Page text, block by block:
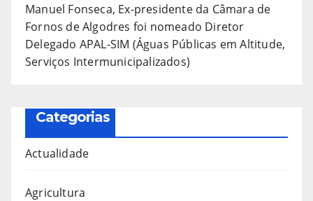
Manuel Fonseca, Ex-presidente da Câmara de
Fornos de Algodres foi nomeado Diretor
Delegado APAL-SIM (Águas Públicas em Altitude,
Serviços Intermunicipalizados)
Categorias
Actualidade
Agricultura